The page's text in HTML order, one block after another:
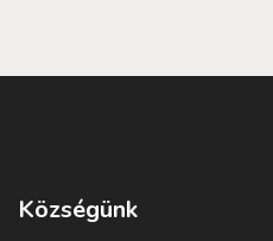
Községünk